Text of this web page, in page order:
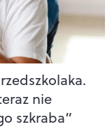
nie
szkraba”